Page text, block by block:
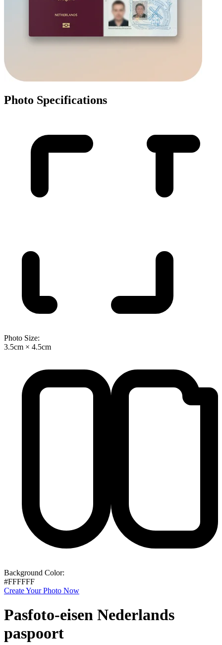
Photo Specifications
Photo Size:
3.5cm × 4.5cm
Background Color:
#FFFFFF
Create Your Photo Now
Pasfoto-eisen Nederlands
paspoort